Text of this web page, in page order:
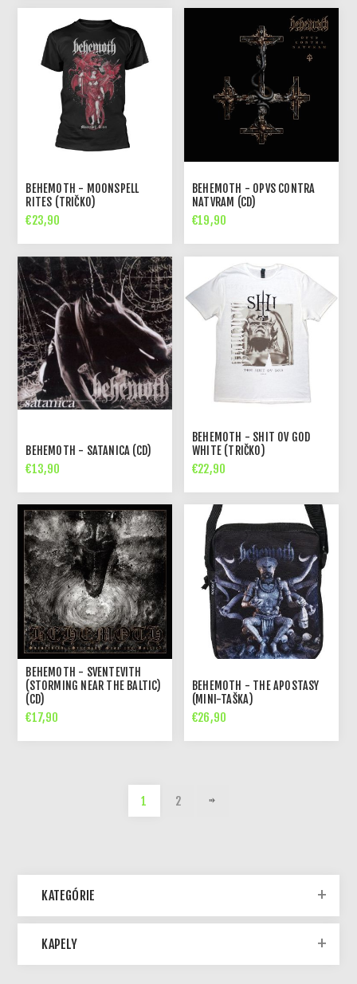
BEHEMOTH - MOONSPELL
RITES (TRIČKO)
€23,90
BEHEMOTH - OPVS CONTRA
NATVRAM (CD)
€19,90
BEHEMOTH - SATANICA (CD)
€13,90
BEHEMOTH - SHIT OV GOD
WHITE (TRIČKO)
€22,90
BEHEMOTH - SVENTEVITH
(STORMING NEAR THE BALTIC)
(CD)
€17,90
BEHEMOTH - THE APOSTASY
(MINI-TAŠKA)
€26,90
1 2
KATEGÓRIE
KAPELY